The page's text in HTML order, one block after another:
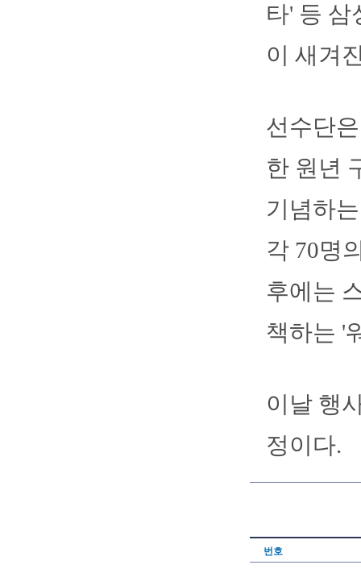
타' 등 삼
이 새겨
선수단
한 원년
기념하
각 70명
후에는
책하는 '
이날 행
정이다.
번호